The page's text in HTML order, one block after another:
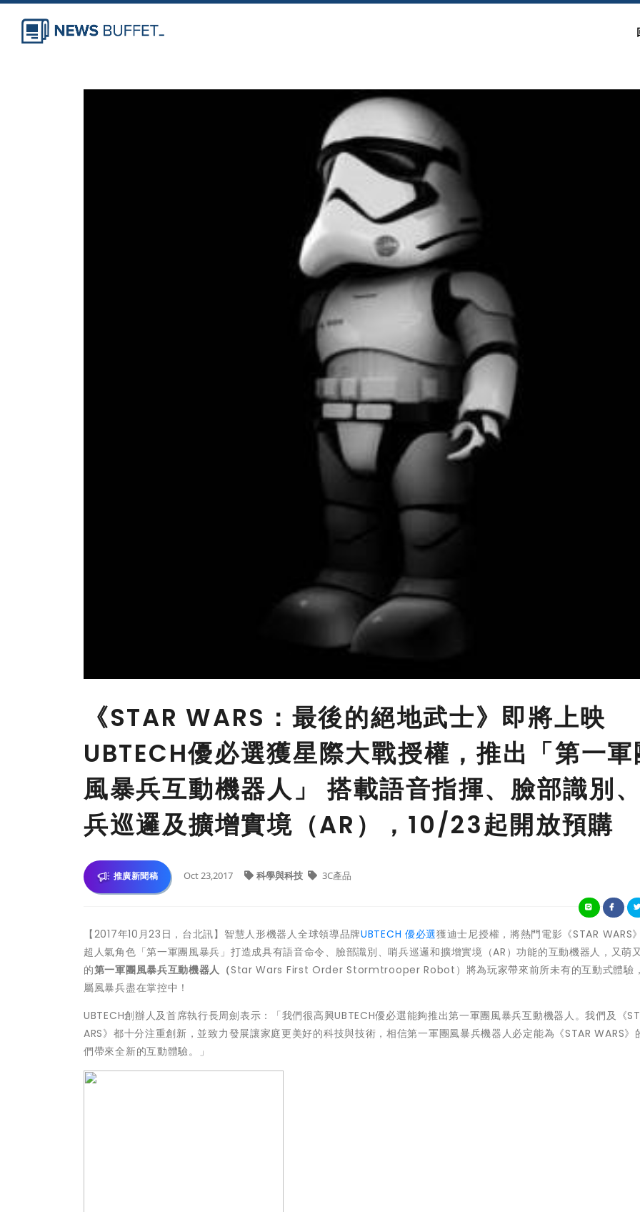
《STAR WARS：最後的絕地武士》即將上映
UBTECH優必選獲星際大戰授權，推出「第一
風暴兵互動機器人」 搭載語音指揮、臉部識別
兵巡邏及擴增實境（AR），10/23起開放預購
推廣新聞稿 Oct 23,2017 科學與科技 3C產品
【2017年10月23日，台北訊】智慧人形機器人全球領導品牌UBTECH 優必選獲迪士尼授權，將熱門電影《STAR WARS
超人氣角色「第一軍團風暴兵」 打造成具有語音命令、臉部識別、哨兵巡邏和擴增實境（AR）功能的互動機器人，又萌
的第一軍團風暴兵互動機器人（Star Wars First Order Stormtrooper Robot）將為玩家帶來前所未有的互動式體驗
屬風暴兵盡在掌控中！
UBTECH創辦人及首席執行長周劍表示：「我們很高興UBTECH優必選能夠推出第一軍團風暴兵互動機器人。我們及《
ARS》都十分注重創新， 並致力發展讓家庭更美好的科技與技術，相信第一軍團風暴兵機器人必定能為《STAR WARS》
們帶來全新的互動體驗。」